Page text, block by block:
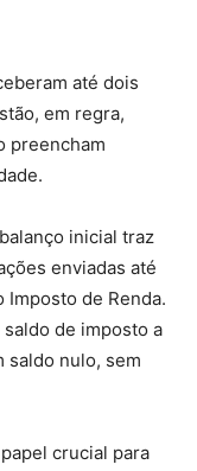
até dois
em regra,
preencham
inicial traz
enviadas até
de Renda.
de imposto a
saldo nulo, sem
crucial para